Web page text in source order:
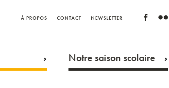
À PROPOS CONTACT NEWSLETTER
Notre saison scolaire